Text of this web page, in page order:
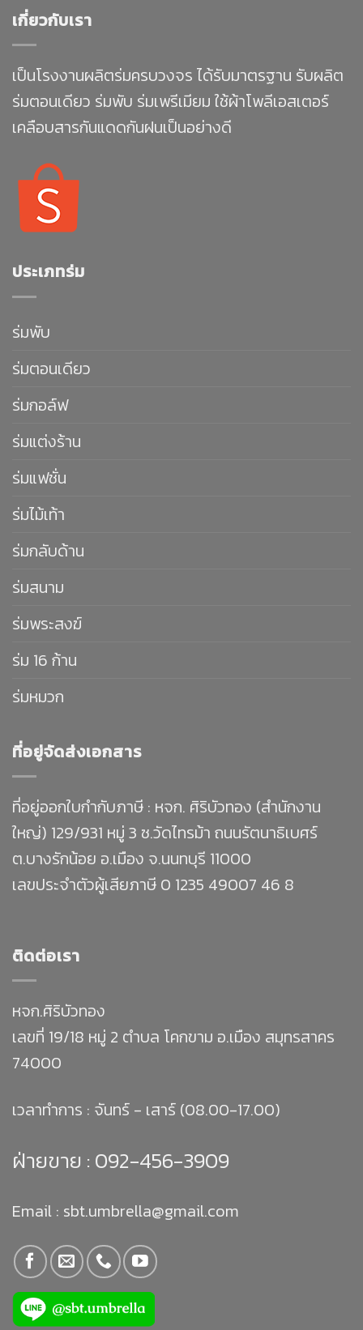
เกี่ยวกับเรา
เป็นโรงงานผลิตร่มครบวงจร ได้รับมาตรฐาน รับผลิต
ร่มตอนเดียว ร่มพับ ร่มเพรีเมียม ใช้ผ้าโพลีเอสเตอร์
เคลือบสารกันแดดกันฝนเป็นอย่างดี
ประเภทร่ม
ร่มพับ
ร่มตอนเดียว
ร่มกอล์ฟ
ร่มแต่งร้าน
ร่มแฟชั่น
ร่มไม้เท้า
ร่มกลับด้าน
ร่มสนาม
ร่มพระสงฆ์
ร่ม 16 ก้าน
ร่มหมวก
ที่อยู่จัดส่งเอกสาร
ที่อยู่ออกใบกำกับภาษี : หจก. ศิริบัวทอง (สำนักงาน
ใหญ่) 129/931 หมู่ 3 ซ.วัดไทรม้า ถนนรัตนาธิเบศร์
ต.บางรักน้อย อ.เมือง จ.นนทบุรี 11000
เลขประจำตัวผู้เสียภาษี 0 1235 49007 46 8
ติดต่อเรา
หจก.ศิริบัวทอง
เลขที่ 19/18 หมู่ 2 ตำบล โคกขาม อ.เมือง สมุทรสาคร
74000
เวลาทำการ : จันทร์ - เสาร์ (08.00-17.00)
ฝ่ายขาย : 092-456-3909
Email : sbt.umbrella@gmail.com